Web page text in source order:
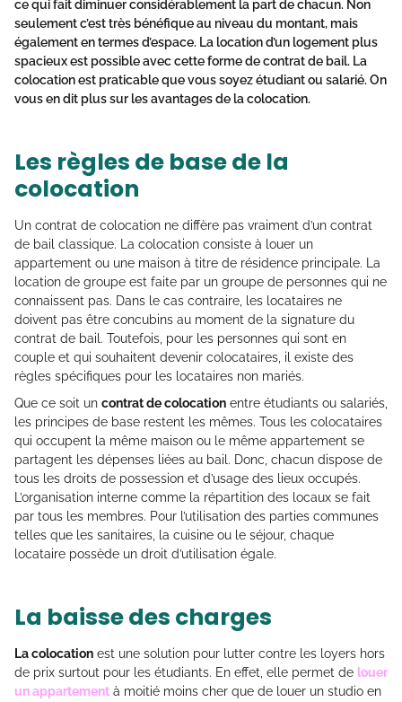
ce qui fait diminuer considérablement la part de chacun. Non
seulement c’est très bénéfique au niveau du montant, mais
également en termes d’espace. La location d’un logement plus
spacieux est possible avec cette forme de contrat de bail. La
colocation est praticable que vous soyez étudiant ou salarié. On
vous en dit plus sur lesavantages de la colocation.
Les règles de base de la
colocation
Un contrat de colocation ne diffère pas vraiment d’un contrat
de bail classique. La colocation consiste à louer un
appartement ou une maison à titre de résidence principale. La
location de groupe est faite par un groupe de personnes qui ne
connaissent pas. Dans le cas contraire, les locataires ne
doivent pas être concubins au moment de la signature du
contrat de bail. Toutefois, pour les personnes qui sont en
couple et qui souhaitent devenir colocataires, il existe des
règles spécifiques pour les locataires non mariés.
Que ce soit un contrat de colocation entre étudiants ou salariés,
les principes de base restent les mêmes. Tous les colocataires
qui occupent la même maison ou le même appartement se
partagent les dépenses liées au bail. Donc, chacun dispose de
tous les droits de possession et d’usage des lieux occupés.
L’organisation interne comme la répartition des locaux se fait
par tous les membres. Pour l’utilisation des parties communes
telles que les sanitaires, la cuisine ou le séjour, chaque
locataire possède un droit d’utilisation égale.
La baisse des charges
La colocation est une solution pour lutter contre les loyers hors
de prix surtout pour les étudiants. En effet, elle permet de louer
un appartement à moitié moins cher que de louer un studio en